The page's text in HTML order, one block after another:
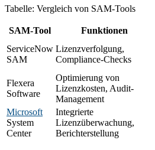
Tabelle: Vergleich von SAM-Tools
SAM-Tool Funktionen
ServiceNow
SAM
Lizenzverfolgung,
Compliance-Checks
Flexera
Software
Optimierung von
Lizenzkosten, Audit-
Management
Microsoft
System
Center
Integrierte
Lizenzüberwachung,
Berichterstellung